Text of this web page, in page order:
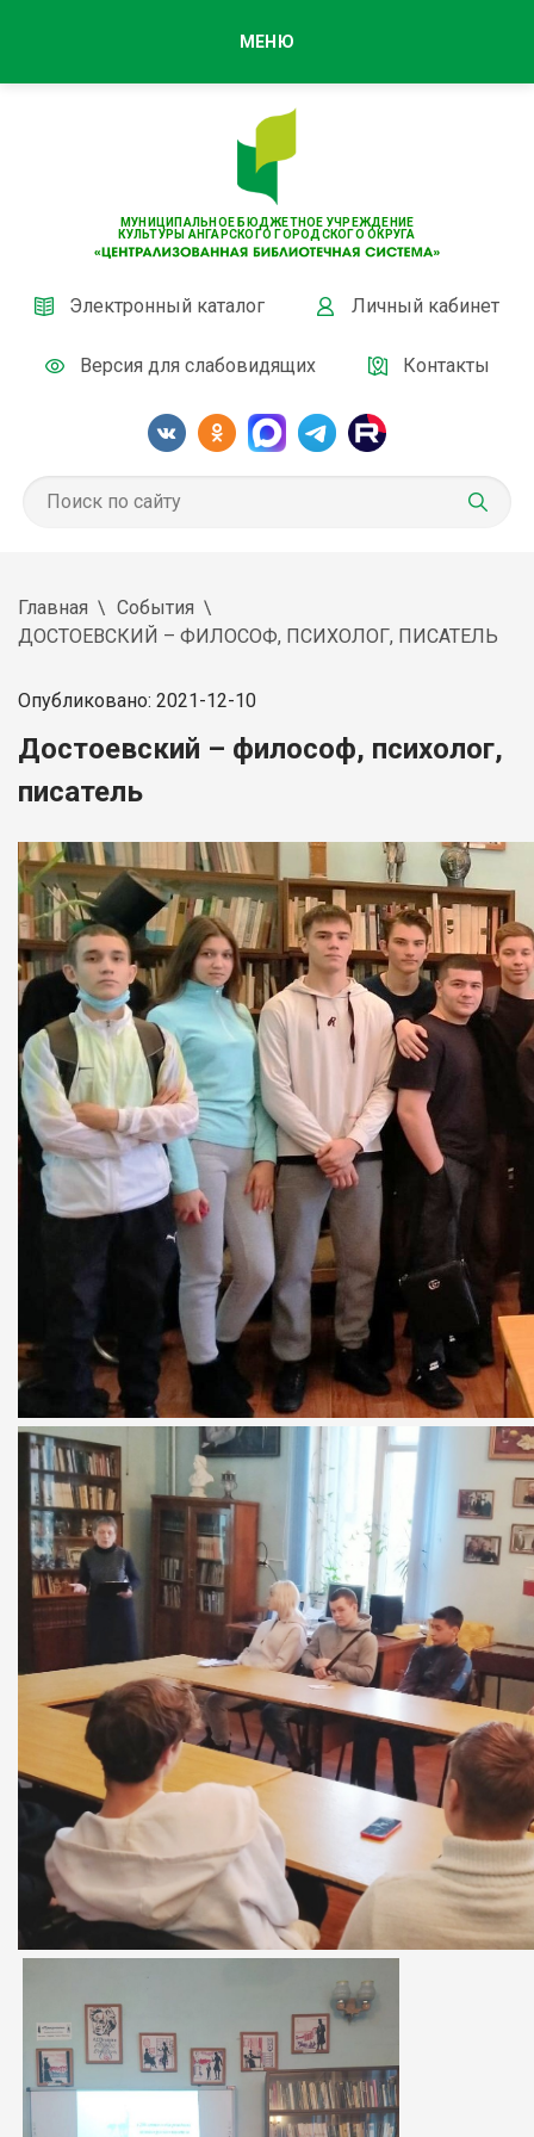
МУНИЦИПАЛЬНОЕ БЮДЖЕТНОЕ УЧРЕЖДЕНИЕ
КУЛЬТУРЫ АНГАРСКОГО ГОРОДСКОГО ОКРУГА
Электронный каталог Личный кабинет
Версия для слабовидящих Контакты
МЕНЮ
Главная
События
ДОСТОЕВСКИЙ – ФИЛОСОФ, ПСИХОЛОГ, ПИСАТЕЛЬ
Опубликовано: 2021-12-10
Достоевский – философ, психолог,
писатель